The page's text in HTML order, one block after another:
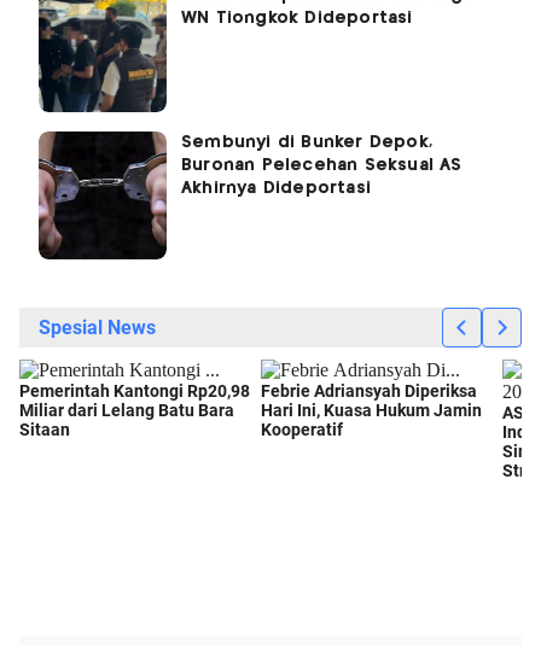
WN Tiongkok Dideportasi
Sembunyi di Bunker Depok,
Buronan Pelecehan Seksual AS
Akhirnya Dideportasi